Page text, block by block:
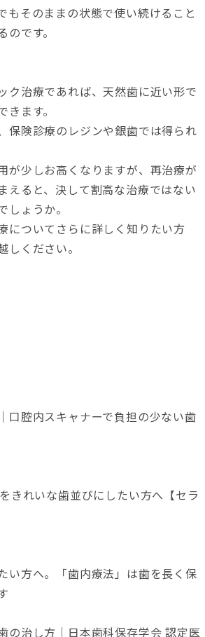
もそのままの状態で使い続けること
です。
ク治療であれば、天然歯に近い形で
ます。
保険診療のレジンや銀歯では得られ
が少しお高くなりますが、再治療が
えると、決して割高な治療ではない
しょうか。
についてさらに詳しく知りたい方
しください。
口腔内スキャナーで負担の少ない歯
きれいな歯並びにしたい方へ【セラ
い方へ。「歯内療法」は歯を長く保
の治し方｜日本歯科保存学会 認定医